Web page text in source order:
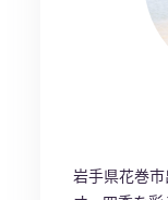
岩手県花巻